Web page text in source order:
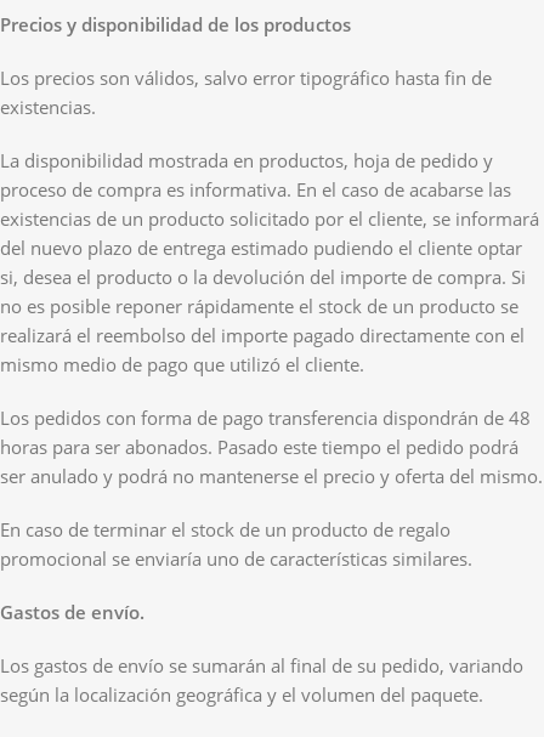
Precios y disponibilidad de los productos
Los precios son válidos, salvo error tipográfico hasta fin de
existencias.
La disponibilidad mostrada en productos, hoja de pedido y
proceso de compra es informativa. En el caso de acabarse las
existencias de un producto solicitado por el cliente, se informará
del nuevo plazo de entrega estimado pudiendo el cliente optar
si, desea el producto o la devolución del importe de compra. Si
no es posible reponer rápidamente el stock de un producto se
realizará el reembolso del importe pagado directamente con el
mismo medio de pago que utilizó el cliente.
Los pedidos con forma de pago transferencia dispondrán de 48
horas para ser abonados. Pasado este tiempo el pedido podrá
ser anulado y podrá no mantenerse el precio y oferta del mismo.
En caso de terminar el stock de un producto de regalo
promocional se enviaría uno de características similares.
Gastos de envío.
Los gastos de envío se sumarán al final de su pedido, variando
según la localización geográfica y el volumen del paquete.